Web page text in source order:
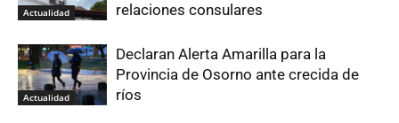
Actualidad
relaciones consulares
Actualidad
Declaran Alerta Amarilla para la
Provincia de Osorno ante crecida de
ríos